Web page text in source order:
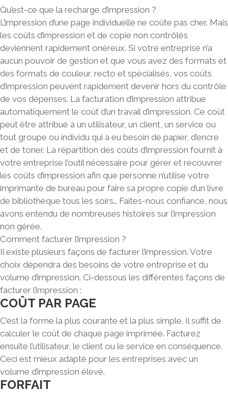
Qu’est-ce que la recharge d’impression ?
L’impression d’une page individuelle ne coûte pas cher. Mais
les coûts d’impression et de copie non contrôlés
deviennent rapidement onéreux. Si votre entreprise n’a
aucun pouvoir de gestion et que vous avez des formats et
des formats de couleur, recto et spécialisés, vos coûts
d’impression peuvent rapidement devenir hors du contrôle
de vos dépenses. La facturation d’impression attribue
automatiquement le coût d’un travail d’impression. Ce coût
peut être attribué à un utilisateur, un client, un service ou
tout groupe ou individu qui a eu besoin de papier, d’encre
et de toner. La répartition des coûts d’impression fournit à
votre entreprise l’outil nécessaire pour gérer et recouvrer
les coûts d’impression afin que personne n’utilise votre
imprimante de bureau pour faire sa propre copie d’un livre
de bibliothèque tous les soirs… Faites-nous confiance, nous
avons entendu de nombreuses histoires sur l’impression
non gérée.
Comment facturer l’impression ?
Il existe plusieurs façons de facturer l’impression. Votre
choix dépendra des besoins de votre entreprise et du
volume d’impression. Ci-dessous les différentes façons de
facturer l’impression :
COÛT PAR PAGE
C’est la forme la plus courante et la plus simple. Il suffit de
calculer le coût de chaque page imprimée. Facturez
ensuite l’utilisateur, le client ou le service en conséquence.
Ceci est mieux adapté pour les entreprises avec un
volume d’impression élevé.
FORFAIT